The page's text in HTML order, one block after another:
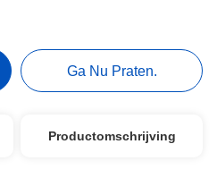
Ga Nu Praten.
Productomschrijving